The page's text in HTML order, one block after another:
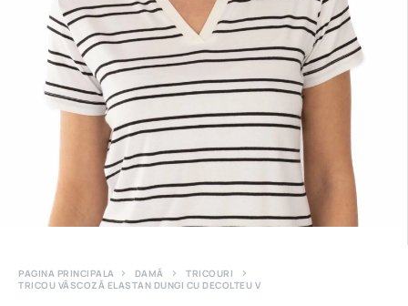
PAGINA PRINCIPALA DAMĂ
TRICOURI
TRICOU VÂSCOZĂ ELASTAN DUNGI CU DECOLTEU V